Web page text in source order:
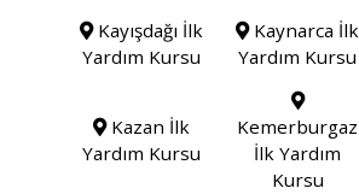
Kayışdağı İlk
Yardım Kursu
Kaynarca İlk
Yardım Kursu
Kazan İlk
Yardım Kursu
Kemerburgaz
İlk Yardım
Kursu